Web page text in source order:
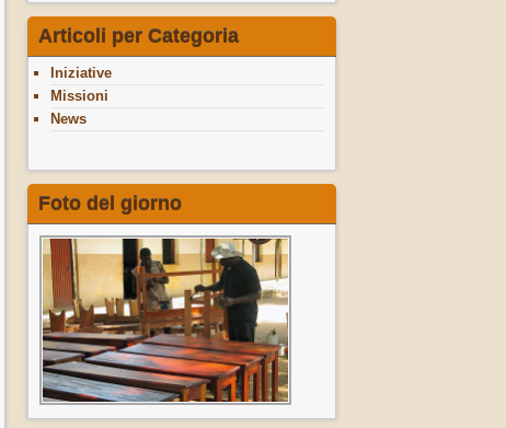
Articoli per Categoria
Iniziative
Missioni
News
Foto del giorno